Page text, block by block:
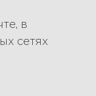
в
сетях